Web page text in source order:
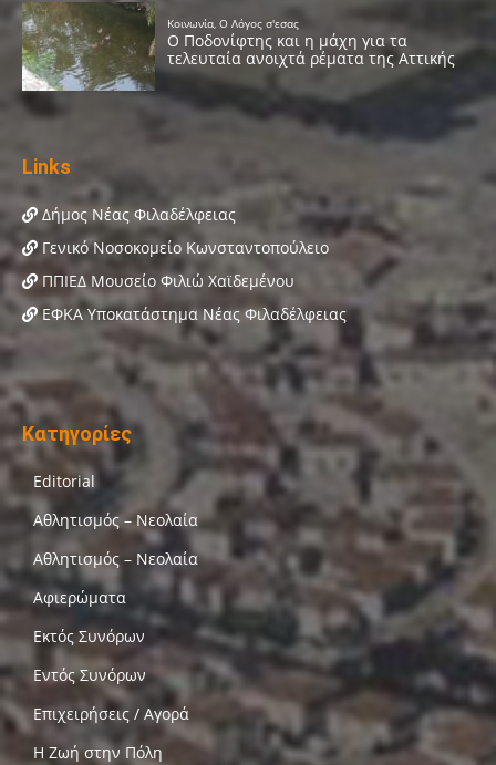
Links
Δήμος Νέας Φιλαδέλφειας
Γενικό Νοσοκομείο Κωνσταντοπούλειο
ΠΠΙΕΔ Μουσείο Φιλιώ Χαϊδεμένου
ΕΦΚΑ Υποκατάστημα Νέας Φιλαδέλφειας
Κατηγορίες
Editorial
Αθλητισμός – Νεολαία
Αθλητισμός – Νεολαία
Αφιερώματα
Εκτός Συνόρων
Εντός Συνόρων
Επιχειρήσεις / Αγορά
Η Ζωή στην Πόλη